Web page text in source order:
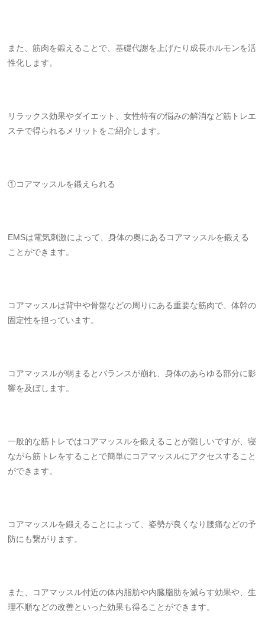
また、筋肉を鍛えることで、基礎代謝を上げたり成長ホルモンを活
性化します。
リラックス効果やダイエット、女性特有の悩みの解消など筋トレエ
ステで得られるメリットをご紹介します。
①コアマッスルを鍛えられる
EMSは電気刺激によって、身体の奥にあるコアマッスルを鍛える
ことができます。
コアマッスルは背中や骨盤などの周りにある重要な筋肉で、体幹の
固定性を担っています。
コアマッスルが弱まるとバランスが崩れ、身体のあらゆる部分に影
響を及ぼします。
一般的な筋トレではコアマッスルを鍛えることが難しいですが、寝
ながら筋トレをすることで簡単にコアマッスルにアクセスすること
ができます。
コアマッスルを鍛えることによって、姿勢が良くなり腰痛などの予
防にも繋がります。
また、コアマッスル付近の体内脂肪や内臓脂肪を減らす効果や、生
理不順などの改善といった効果も得ることができます。